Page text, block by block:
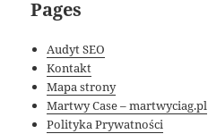
Pages
Audyt SEO
Kontakt
Mapa strony
Martwy Case – martwyciag.pl
Polityka Prywatności